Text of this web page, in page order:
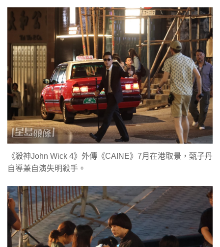
《殺神John Wick 4》外傳《CAINE》7月在港取景，甄子丹
自導兼自演失明殺手。